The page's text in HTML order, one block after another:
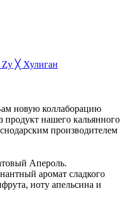
новую коллаборацию
продукт нашего кальянного
производителем
Апероль.
аромат сладкого
ноту апельсина и